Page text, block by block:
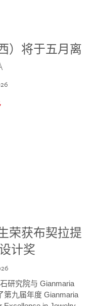
）将于五月离
荣获布契拉提
计奖
研究院与 Gianmaria
第九届年度 Gianmaria